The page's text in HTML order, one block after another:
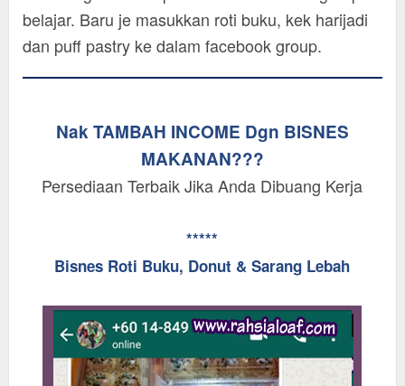
belajar. Baru je masukkan roti buku, kek harijadi
dan puff pastry ke dalam facebook group.
Nak TAMBAH INCOME Dgn BISNES
MAKANAN???
Persediaan Terbaik Jika Anda Dibuang Kerja
*****
Bisnes Roti Buku, Donut & Sarang Lebah